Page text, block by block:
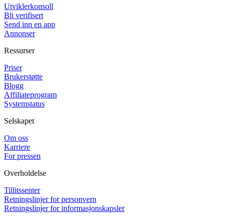
Utviklerkonsoll
Bli verifisert
Send inn en app
Annonser
Ressurser
Priser
Brukerstøtte
Blogg
Affiliateprogram
Systemstatus
Selskapet
Om oss
Karriere
For pressen
Overholdelse
Tillitssenter
Retningslinjer for personvern
Retningslinjer for informasjonskapsler